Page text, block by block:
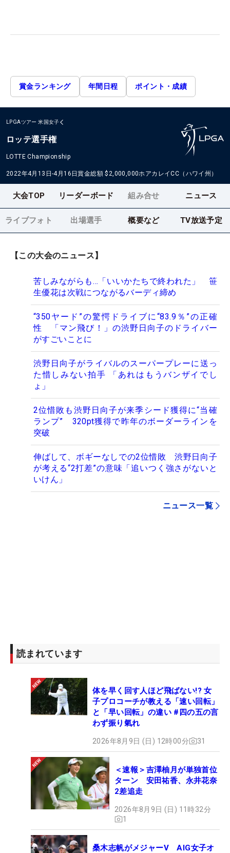
賞金ランキング 年間日程 ポイント・成績
LPGAツアー 米国女子
ロッテ選手権
LOTTE Championship
2022年4月13日-4月16日賞金総額 $2,000,000ホアカレイCC（ハワイ州）
大会TOP リーダーボード 組み合せ ニュース
ライブフォト 出場選手 概要など TV放送予定
【この大会のニュース】
苦しみながらも…「いいかたちで終われた」 笹
生優花は次戦につながるバーディ締め
“350ヤード”の驚愕ドライブに“83.9％”の正確
性 「マン飛び！」の渋野日向子のドライバー
がすごいことに
渋野日向子がライバルのスーパープレーに送っ
た惜しみない拍手 「あれはもうバンザイでし
ょ」
2位惜敗も渋野日向子が来季シード獲得に“当確
ランプ” 320pt獲得で昨年のボーダーラインを
突破
伸ばして、ボギーなしでの2位惜敗 渋野日向子
が考える“2打差”の意味「追いつく強さがないと
いけん」
ニュース一覧
読まれています
体を早く回す人ほど飛ばない!? 女
子プロコーチが教える「速い回転」
と「早い回転」の違い #四の五の言
わず振り氣れ
2026年8月9日 (日) 12時00分 31
＜速報＞吉澤柚月が単独首位
ターン 安田祐香、永井花奈
2差追走
2026年8月9日 (日) 11時32分
1
桑木志帆がメジャーV AIG女子オ